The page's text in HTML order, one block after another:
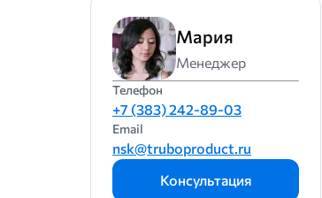
Мария
Менеджер
Телефон
+7 (383) 242-89-03
Email
nsk@truboproduct.ru
Консультация